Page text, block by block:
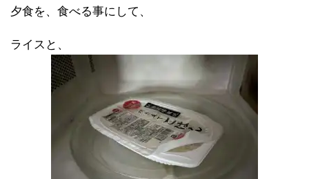
夕食を、食べる事にして、
ライスと、